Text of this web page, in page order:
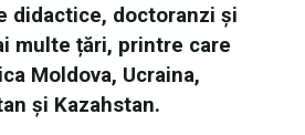
didactice, doctoranzi și
multe țări, printre care
Moldova, Ucraina,
și Kazahstan.